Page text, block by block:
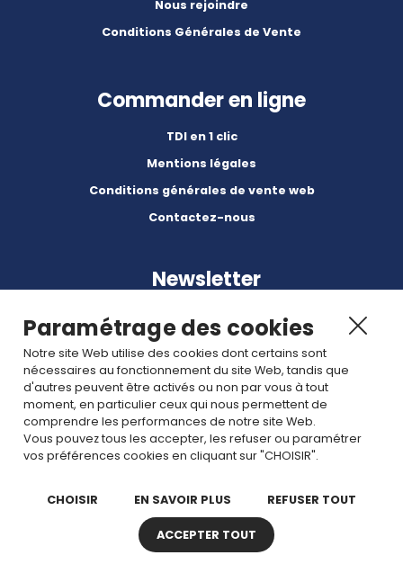
Nous rejoindre
Conditions Générales de Vente
Commander en ligne
TDI en 1 clic
Mentions légales
Conditions générales de vente web
Contactez-nous
Newsletter
Abonnez-vous à nos dernières nouvelles et articles.
Rejoignez nous
Copyright © 2026 TDI. Tous droits réservés. -
Paramétrage des cookies
Notre site Web utilise des cookies dont certains sont
nécessaires au fonctionnement du site Web, tandis que
d'autres peuvent être activés ou non par vous à tout
moment, en particulier ceux qui nous permettent de
comprendre les performances de notre site Web.
Vous pouvez tous les accepter, les refuser ou paramétrer
vos préférences cookies en cliquant sur "CHOISIR".
CHOISIR EN SAVOIR PLUS REFUSER TOUT
ACCEPTER TOUT